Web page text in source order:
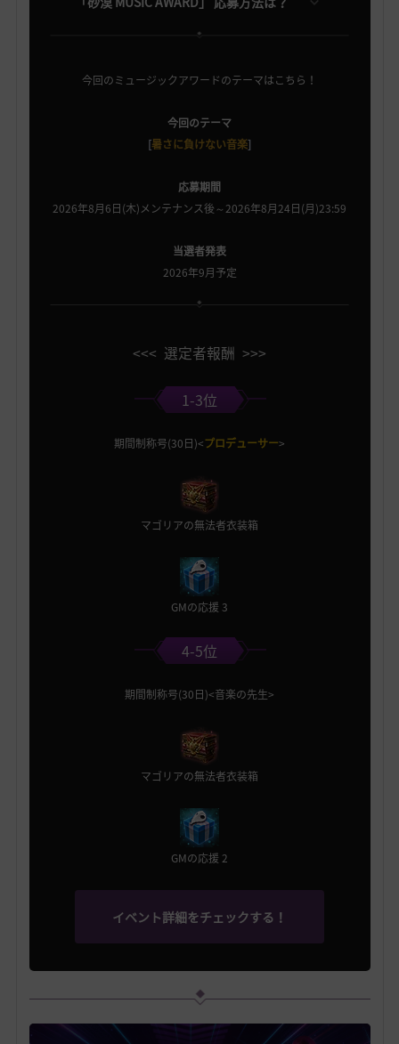
今回のミュージックアワードのテーマはこちら！
今回のテーマ
[暑さに負けない音楽]
応募期間
2026年8月6日(木)メンテナンス後～2026年8月24日(月)23:59
当選者発表
2026年9月予定
<<< 選定者報酬 >>>
1-3位
期間制称号(30日)<プロデューサー>
マゴリアの無法者衣装箱
GMの応援 3
4-5位
期間制称号(30日)<音楽の先生>
マゴリアの無法者衣装箱
GMの応援 2
イベント詳細をチェックする！